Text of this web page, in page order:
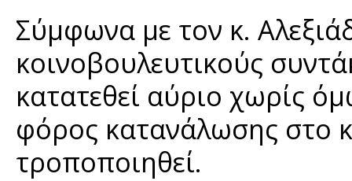
Σύμφωνα με τον κ.
κοινοβουλευτικούς
κατατεθεί αύριο χωρίς
φόρος κατανάλωσης στο
τροποποιηθεί.